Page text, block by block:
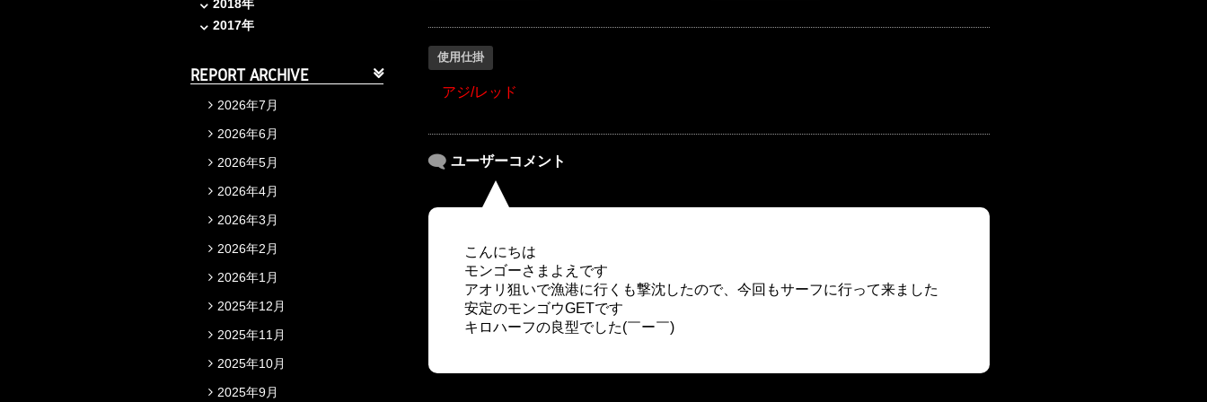
2018年
2017年
REPORT ARCHIVE
2026年7月
2026年6月
2026年5月
2026年4月
2026年3月
2026年2月
2026年1月
2025年12月
2025年11月
2025年10月
2025年9月
使用仕掛
アジ/レッド
ユーザーコメント
こんにちは
モンゴーさまよえです
アオリ狙いで漁港に行くも撃沈したので、今回もサーフに行って来ました
安定のモンゴウGETです
キロハーフの良型でした(￣ー￣)